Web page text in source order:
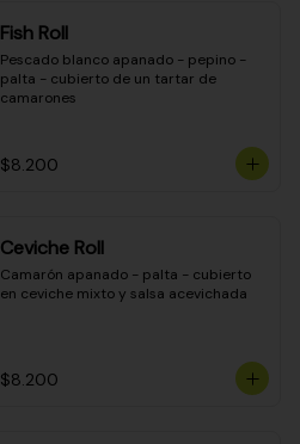
Fish Roll
Pescado blanco apanado - pepino -
palta - cubierto de un tartar de
camarones
$8.200
Ceviche Roll
Camarón apanado - palta - cubierto
en ceviche mixto y salsa acevichada
$8.200